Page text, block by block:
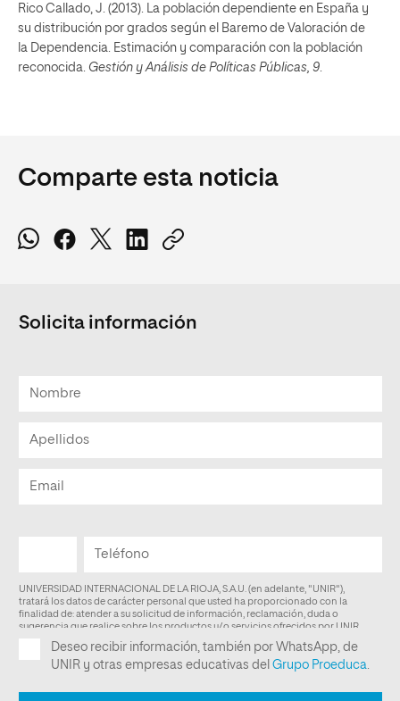
Rico Callado, J. (2013). La población dependiente en España y
su distribución por grados según el Baremo de Valoración de
la Dependencia. Estimación y comparación con la población
reconocida. Gestión y Análisis de Políticas Públicas, 9.
Comparte esta noticia
Solicita información